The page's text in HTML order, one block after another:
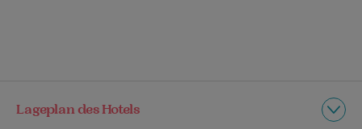
Lageplan des Hotels